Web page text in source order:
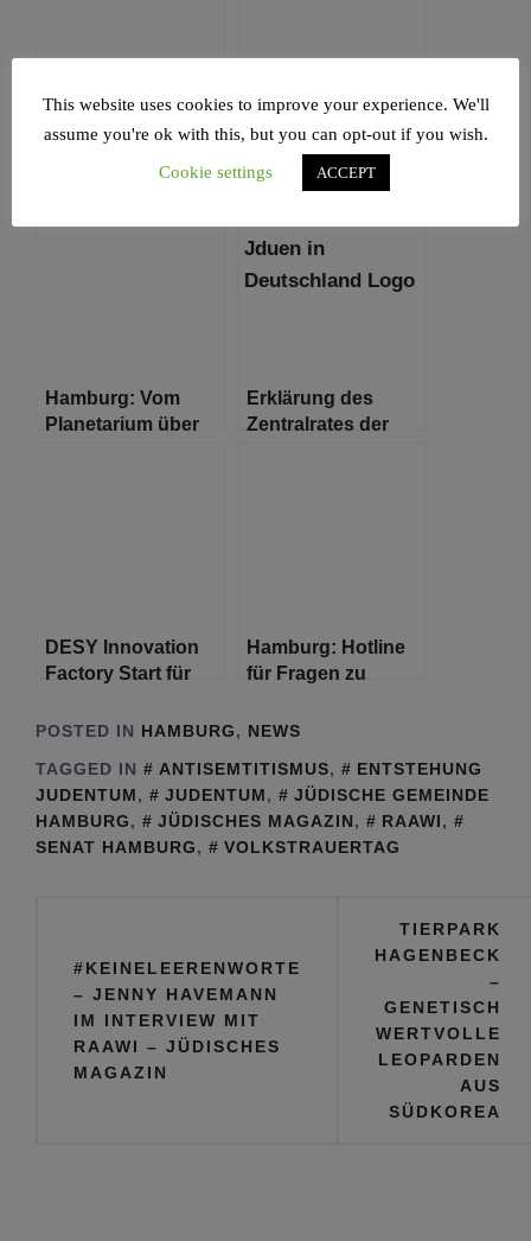
17. Hamburger
Familientag am 29.
Hamburg: Mit dem
digitalen
die Herbstferien!
Hamburg: Vom
Planetarium über
Erklärung des
Zentralrates der
DESY Innovation
Factory Start für
Technologie- und
Hamburg: Hotline
für Fragen zu
POSTED IN HAMBURG, NEWS
TAGGED IN
ANTISEMTITISMUS,
ENTSTEHUNG
JUDENTUM, JUDENTUM,
JÜDISCHE GEMEINDE
HAMBURG, JÜDISCHES MAGAZIN, RAAWI,
SENAT HAMBURG, VOLKSTRAUERTAG
#KEINELEERENWORTE
– JENNY HAVEMANN
IM INTERVIEW MIT
RAAWI – JÜDISCHES
MAGAZIN
TIERPARK
HAGENBECK
–
GENETISCH
WERTVOLLE
LEOPARDEN
AUS
SÜDKOREA
This website uses cookies to improve your experience. We'll
assume you're ok with this, but you can opt-out if you wish.
Cookie settings
ACCEPT